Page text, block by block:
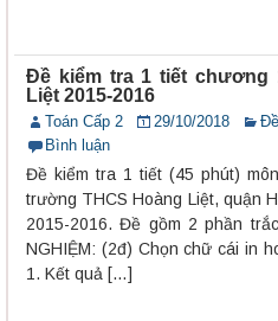
Đề kiểm tra 1 tiết chương
Liệt 2015-2016
Toán Cấp 2 29/10/2018
Bình luận
Đề kiểm tra 1 tiết (45 phút)
trường THCS Hoàng Liệt, quận
2015-2016. Đề gồm 2 phần
NGHIỆM: (2đ) Chọn chữ cái in
1. Kết quả […]